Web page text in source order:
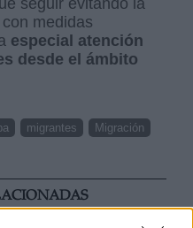
seguir evitando la
medidas
especial atención
desde el ámbito
migrantes
Migración